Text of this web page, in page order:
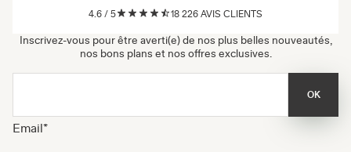
4.6 / 5 18 226 AVIS CLIENTS
Inscrivez-vous pour être averti(e) de nos plus belles nouveautés,
nos bons plans et nos offres exclusives.
Email*
OK